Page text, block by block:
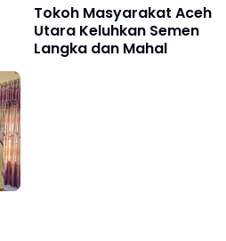
Tokoh Masyarakat Aceh
Utara Keluhkan Semen
Langka dan Mahal